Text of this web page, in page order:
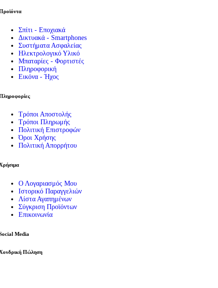
Σπίτι - Εποχιακά
Δικτυακά - Smartphones
Συστήματα Ασφαλείας
Ηλεκτρολογικό Υλικό
Μπαταρίες - Φορτιστές
Πληροφορική
Εικόνα - Ήχος
Τρόποι Αποστολής
Τρόποι Πληρωμής
Πολιτική Επιστροφών
Όροι Χρήσης
Πολιτική Απορρήτου
Ο Λογαριασμός Μου
Ιστορικό Παραγγελιών
Λίστα Αγαπημένων
Σύγκριση Προϊόντων
Επικοινωνία
Media
Πώληση